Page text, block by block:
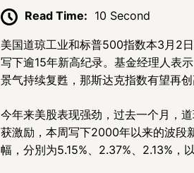
Read Time: 10 Second
美国道琼工业和标普500指数本3月2
写下逾15年新高纪录。基金经理人表
景气持续复甦，那斯达克指数有望再
今年来美股表现强劲，过去一个月，
获激励，本周写下2000年以来的波段
幅，分別为5.15%、2.37%、2.13%，